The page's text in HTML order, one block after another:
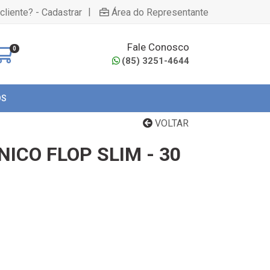
- Cadastrar | Área do Representante
0 Fale Conosco
(85) 3251-4644
VOLTAR
FLOP SLIM - 30